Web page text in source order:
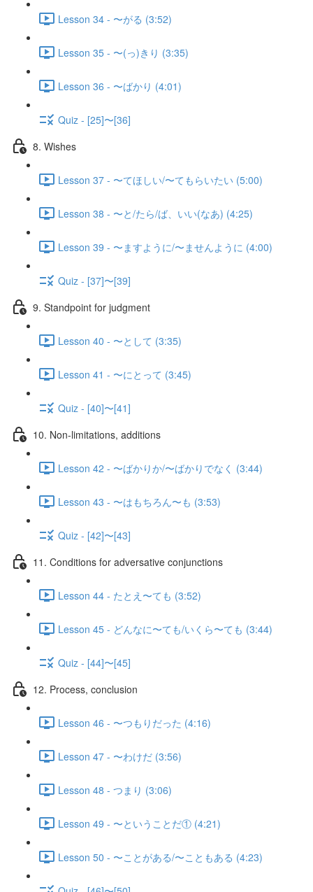
Lesson 34 - 〜がる (3:52)
Lesson 35 - 〜(っ)きり (3:35)
Lesson 36 - 〜ばかり (4:01)
Quiz - [25]〜[36]
8. Wishes
Lesson 37 - 〜てほしい/〜てもらいたい (5:00)
Lesson 38 - 〜と/たら/ば、いい(なあ) (4:25)
Lesson 39 - 〜ますように/〜ませんように (4:00)
Quiz - [37]〜[39]
9. Standpoint for judgment
Lesson 40 - 〜として (3:35)
Lesson 41 - 〜にとって (3:45)
Quiz - [40]〜[41]
10. Non-limitations, additions
Lesson 42 - 〜ばかりか/〜ばかりでなく (3:44)
Lesson 43 - 〜はもちろん〜も (3:53)
Quiz - [42]〜[43]
11. Conditions for adversative conjunctions
Lesson 44 - たとえ〜ても (3:52)
Lesson 45 - どんなに〜ても/いくら〜ても (3:44)
Quiz - [44]〜[45]
12. Process, conclusion
Lesson 46 - 〜つもりだった (4:16)
Lesson 47 - 〜わけだ (3:56)
Lesson 48 - つまり (3:06)
Lesson 49 - 〜ということだ① (4:21)
Lesson 50 - 〜ことがある/〜こともある (4:23)